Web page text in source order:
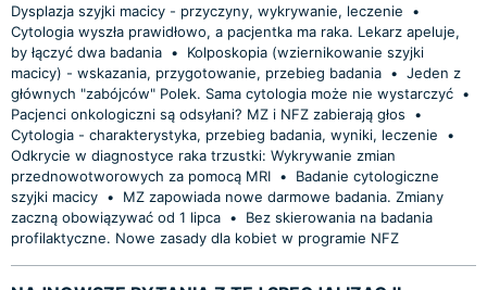
Dysplazja szyjki macicy - przyczyny, wykrywanie, leczenie
•
Cytologia wyszła prawidłowo, a pacjentka ma raka. Lekarz apeluje,
by łączyć dwa badania •
Kolposkopia (wziernikowanie szyjki
macicy) - wskazania, przygotowanie, przebieg badania • Jeden z
głównych "zabójców" Polek. Sama cytologia może nie wystarczyć •
Pacjenci onkologiczni są odsyłani? MZ i NFZ zabierają głos
•
Cytologia - charakterystyka, przebieg badania, wyniki, leczenie
•
Odkrycie w diagnostyce raka trzustki: Wykrywanie zmian
przednowotworowych za pomocą MRI •
Badanie cytologiczne
szyjki macicy •
MZ zapowiada nowe darmowe badania. Zmiany
zaczną obowiązywać od 1 lipca •
Bez skierowania na badania
profilaktyczne. Nowe zasady dla kobiet w programie NFZ